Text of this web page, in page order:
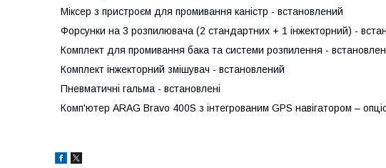
Міксер з пристроєм для промивання каністр - встановлений
Форсунки на 3 розпилювача (2 стандартних + 1 інжекторний) -
Комплект для промивання бака та системи розпилення -
Комплект інжекторний змішувач - встановлений
Пневматичні гальма - встановлені
Комп'ютер ARAG Bravo 400S з інтегрованим GPS навігатором –